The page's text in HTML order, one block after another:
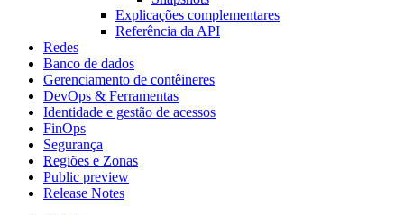
Explicações complementares
Referência da API
Redes
Banco de dados
Gerenciamento de contêineres
DevOps & Ferramentas
Identidade e gestão de acessos
FinOps
Segurança
Regiões e Zonas
Public preview
Release Notes